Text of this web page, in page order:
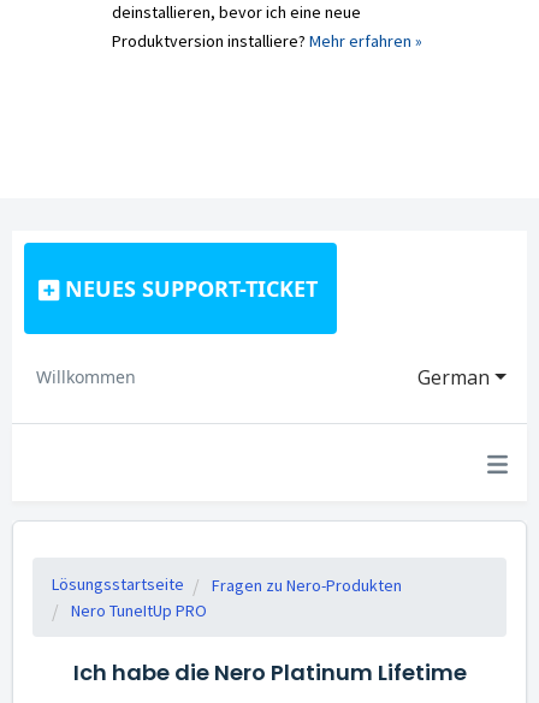
deinstallieren, bevor ich eine neue
Produktversion installiere? Mehr erfahren »
NEUES SUPPORT-TICKET
German
Willkommen
Lösungsstartseite
Fragen zu Nero-Produkten
Nero TuneItUp PRO
Ich habe die Nero Platinum Lifetime